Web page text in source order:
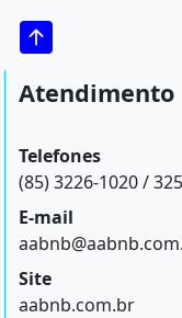
Atendimento
Telefones
(85) 3226-1020 /
E-mail
Site
aabnb.com.br